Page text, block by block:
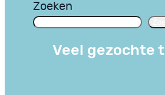
Zoeken
Veel gezochte